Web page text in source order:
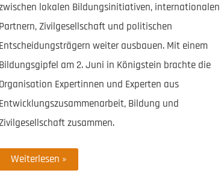
lokalen Bildungsinitiativen, internationalen
Partnern, Zivilgesellschaft und politischen
Entscheidungsträgern weiter ausbauen. Mit einem
Bildungsgipfel am 2. Juni in Königstein brachte die
Organisation Expertinnen und Experten aus
Entwicklungszusammenarbeit, Bildung und
zusammen.
Bildungsgipfel
in
Weiterlesen »